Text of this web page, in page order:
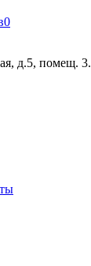
0
д.5, помещ. 3.